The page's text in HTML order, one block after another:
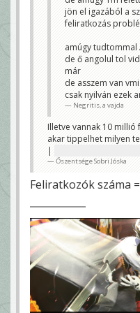
Értettem
jól látom
csatorna
Jesszus.kancsot
YoungZeeZee
jön el igazából a
feliratkozás
amúgy tudtommal
de ő angolul tol
már
de asszem van
csak nyilván ezek
Negritis, a vajda
Illetve vannak 10 millió
akar tippelhet milyen
|
Őszentsége Sobri Jóska
Feliratkozók száma